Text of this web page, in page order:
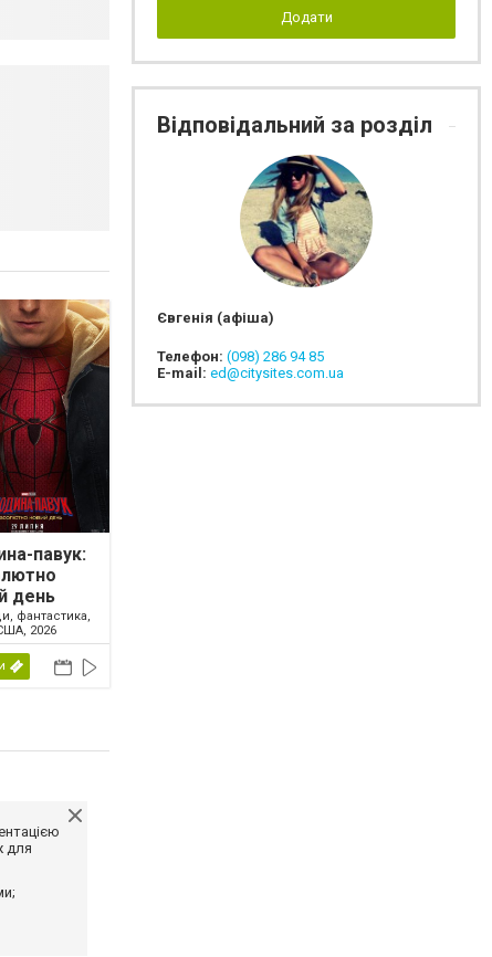
павук:
день
фантастика,
2026
для
Додати
Відповідальний за розділ
Євгенія (афіша)
Телефон: (098) 286 94 85
E-mail: ed@citysites.com.ua